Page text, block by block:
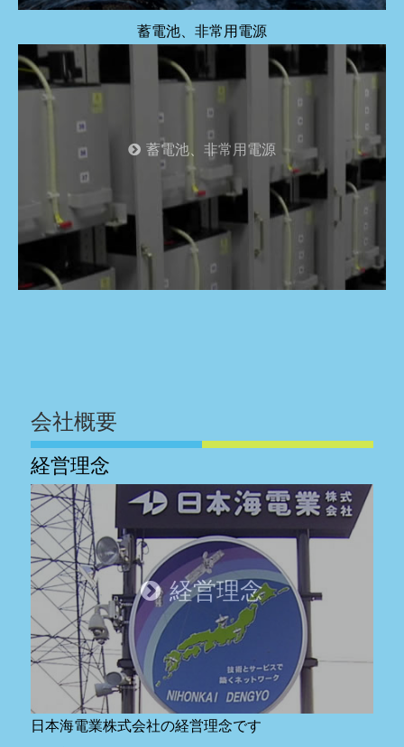
蓄電池、非常用電源
蓄電池、非常用電源
会社概要
経営理念
経営理念
日本海電業株式会社の経営理念です